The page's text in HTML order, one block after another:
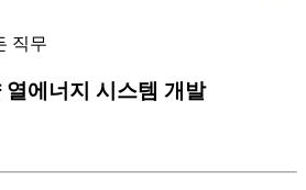
직무
에너지 시스템 개발